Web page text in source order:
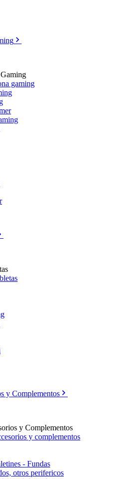
gaming
y Complementos
y Complementos
y complementos
- Fundas
otros perifericos